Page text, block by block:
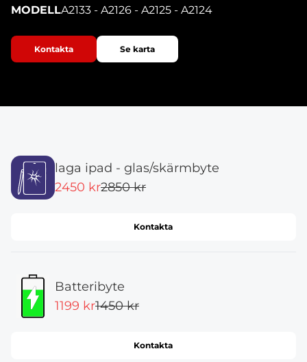
MODELLA2133 - A2126 - A2125 - A2124
Kontakta Se karta
laga ipad - glas/skärmbyte
2450 kr2850 kr
Kontakta
Batteribyte
1199 kr1450 kr
Kontakta